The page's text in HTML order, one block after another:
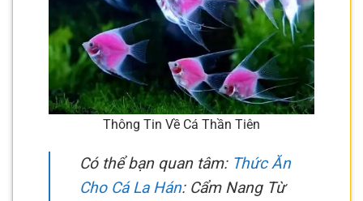
Thông Tin Về Cá Thần Tiên
Có thể bạn quan tâm: Thức Ăn
Cho Cá La Hán: Cẩm Nang Từ